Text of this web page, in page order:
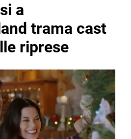
a
trama cast
riprese